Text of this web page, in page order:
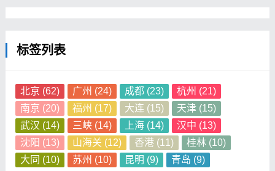
标签列表
北京 (62) 广州 (24) 成都(23) 杭州 (21)
南京 (20) 福州 (17) 大连 (15) 天津(15)
武汉 (14) 三峡(14) 上海(14) 汉中 (13)
沈阳 (13) 山海关 (12) 香港(11) 桂林(10)
大同 (10) 苏州 (10) 昆明 (9) 青岛 (9)